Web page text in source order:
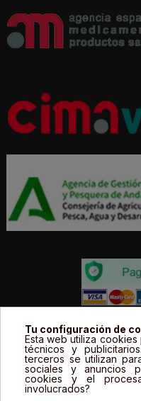
Todos los precios
incluyen el IVA. | Todas
productos son
sólo se
Tu configuración de
Esta web utiliza
técnicos y
terceros se utilizan
sociales y anuncios
cookies y el
involucrados?